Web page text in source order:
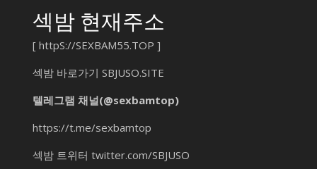
섹밤 현재주소
[ httpS://SEXBAM55.TOP ]
섹밤 바로가기 SBJUSO.SITE
텔레그램 채널(@sexbamtop)
https://t.me/sexbamtop
섹밤 트위터 twitter.com/SBJUSO